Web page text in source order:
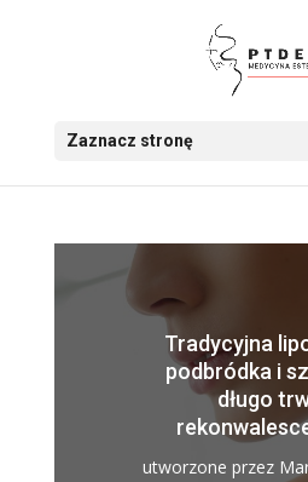
Zaznacz stronę
Tradycyjna
podbródka i
długo
utworzone przez